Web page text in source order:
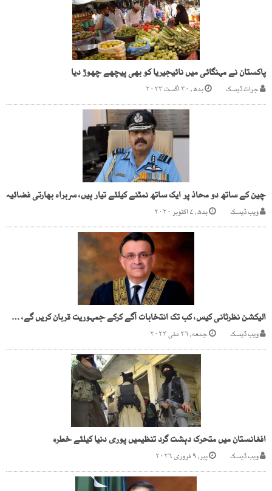
پاکستان نے مہنگائی میں نائیجیریا کو بھی پیچھے چھوڑ دیا
جرات ڈیسک بدھ, ۳۰ اگست ۲۰۲۳
چین کے ساتھ دو محاذ پر ایک ساتھ نمٹنے کیلئے تیار ہیں، سربراہ بھارتی فضائیہ
ویب ڈیسک بدھ, ۷ اکتوبر ۲۰۲۰
الیکشن نظرثانی کیس، کب تک انتخابات آگے کرکے جمہوریت قربان کریں گے، چیف جسٹس
ویب ڈیسک جمعه, ۲۶ مئی ۲۰۲۳
افغانستان میں متحرک دہشت گرد تنظیمیں پوری دنیا کیلئے خطرہ
ویب ڈیسک پیر, ۹ فروری ۲۰۲۶